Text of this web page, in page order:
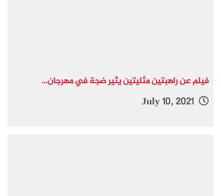
فيلم عن راهبتين مثليتين يثير ضجة في مهرجان...